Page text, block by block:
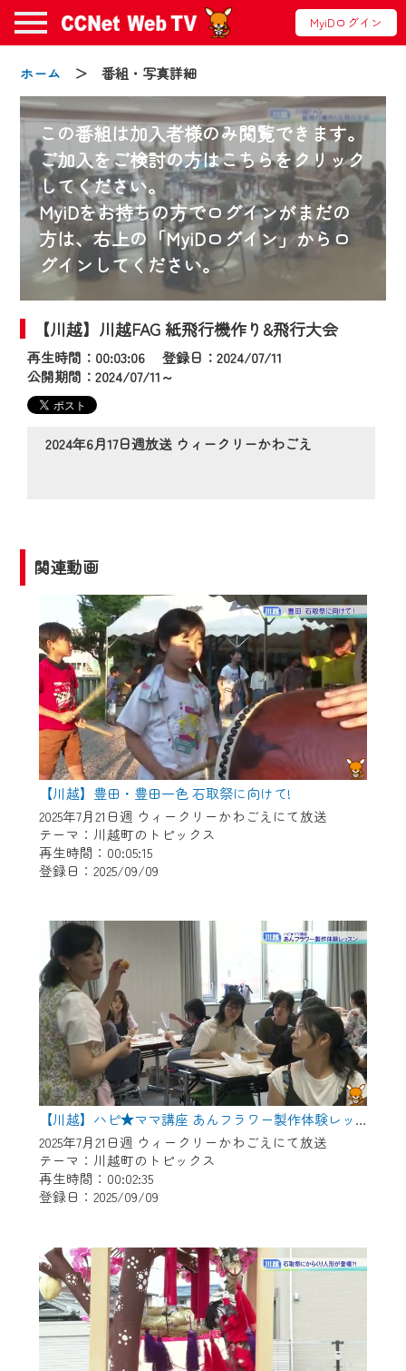
MyiDログイン
ホーム ＞ 番組・写真詳細
この番組は加入者様のみ閲覧できます。
ご加入をご検討の方はこちらをクリック
してください。
MyiDをお持ちの方でログインがまだの
方は、右上の「MyiDログイン」からロ
グインしてください。
【川越】川越FAG 紙飛行機作り&飛行大会
再生時間：00:03:06 登録日：2024/07/11
公開期間：2024/07/11～
2024年6月17日週放送 ウィークリーかわごえ
関連動画
【川越】豊田・豊田一色 石取祭に向けて!
2025年7月21日週 ウィークリーかわごえにて放送
テーマ：川越町のトピックス
再生時間：00:05:15
登録日：2025/09/09
【川越】ハピ★ママ講座 あんフラワー製作体験レッスン
2025年7月21日週 ウィークリーかわごえにて放送
テーマ：川越町のトピックス
再生時間：00:02:35
登録日：2025/09/09
お知らせ
2024/09/02
動画配信サービス『CCNet Web TV』は2024
年9月24日からリニューアルします！
【変更点】
◆デザイン変更により、お住まいの地域
の動画コンテンツが一目瞭然。
◆当社アプリやＰＣブラウザから、いつ
【ご注意】
2024年9月24日からはご加入者様へのサー
ビス向上のため、
『CCNet Web TV』を利用いただくには、
一部コンテンツを除き、
CCNetサービスへの加入と『CCNetマイ
ページ※』へのログインが必要となりま
す。
何卒、ご理解ご了承の程よろしくお願い
いたします。
※マイページへのログインには、MyIDが必
要となります。
※MyIDとは、CCNet Web TVを含むCCNetの
各種サービスをご利用頂くためのIDです。
で設定できます。
（GmailやYahooなどのフリーメールアドレ
スでも作成可能です）
※マイページへのログイン・MyIDの新規登
録はこちらから
※CCNetアプリをご利用中の方は引き続き
ご視聴いただけます。
＜メンテナンス情報＞
CCNetWebTVのリニューアルにともないメ
ンテナンス作業を予定しています。
作業の間は、CCNetWebTVの画面が「メン
テナンス中」になり、ご利用いただけませ
ん。
ご不便をおかけいたしますが、ご了承の程
よろしくお願いいたします。